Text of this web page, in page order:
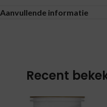
Aanvullende informatie
Recent